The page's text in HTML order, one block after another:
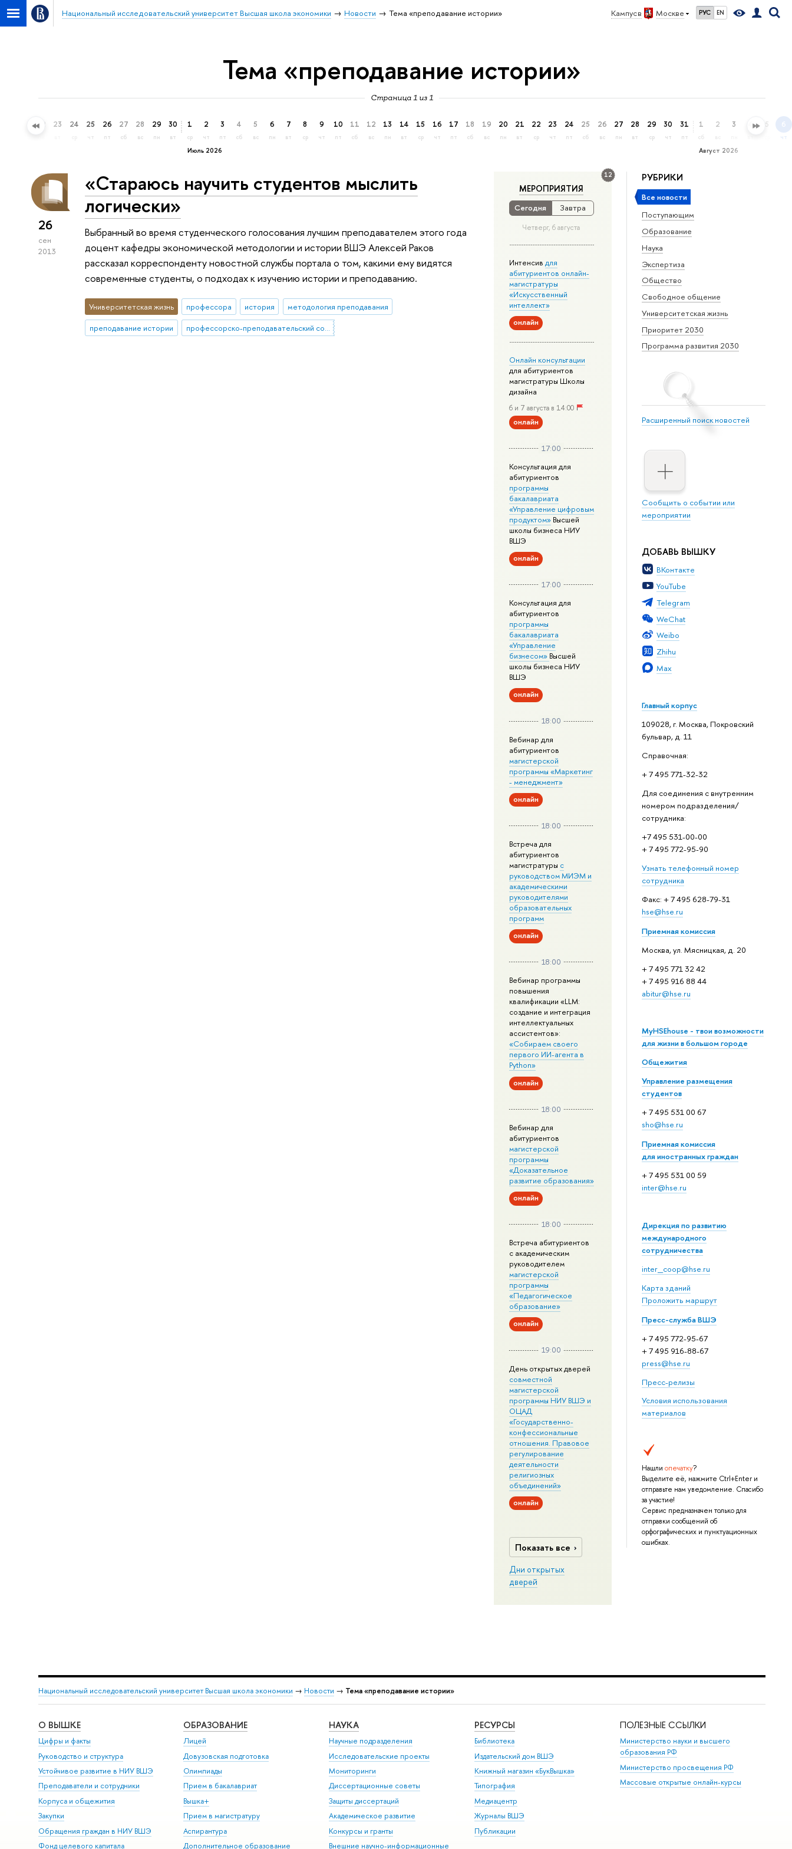
Кампус в Москве РУС EN
Национальный исследовательский университет Высшая школа экономики Новости Тема «преподавание истории»
Тема «преподавание истории»
Страница 1 из 1
22 23 24 25
чт
26
пт
27
сб
28
вс
29
пн
30
вт
Июль 2026
1
ср
2
чт
3
пт
4
сб
5
вс
6
пн
7
вт
8
ср
9
чт
10
пт
11
сб
12
вс
13
пн
14
вт
15
ср
16
чт
17
пт
18
сб
19
вс
20
пн
21
вт
22
ср
23
чт
24
пт
25
сб
26
вс
27
пн
28
вт
29
ср
30
чт
31
пт
Август 2026
1
сб
2 3 4 5 6
чт
РУБРИКИ
Все новости
Поступающим
Образование
Наука
Экспертиза
Общество
Свободное общение
Университетская жизнь
Приоритет 2030
Программа развития 2030
Расширенный поиск новостей
Сообщить о событии или
мероприятии
ДОБАВЬ ВЫШКУ
ВКонтакте
YouTube
Telegram
WeChat
Weibo
Zhihu
Max
Главный корпус
109028, г. Москва, Покровский
бульвар, д. 11
Справочная:
+ 7 495 771-32-32
Для соединения с внутренним
номером подразделения/
сотрудника:
+7 495 531-00-00
+ 7 495 772-95-90
Узнать телефонный номер
сотрудника
Факс: + 7 495 628-79-31
hse@hse.ru
Приемная комиссия
Москва, ул. Мясницкая, д. 20
+ 7 495 771 32 42
+ 7 495 916 88 44
abitur@hse.ru
MyHSEhouse - твои возможности
для жизни в большом городе
Общежития
Управление размещения
студентов
+ 7 495 531 00 67
sho@hse.ru
Приемная комиссия
для иностранных граждан
+ 7 495 531 00 59
inter@hse.ru
Дирекция по развитию
международного
сотрудничества
inter_coop@hse.ru
Карта зданий
Проложить маршрут
Пресс-служба ВШЭ
+ 7 495 772-95-67
+ 7 495 916-88-67
press@hse.ru
Пресс-релизы
Условия использования
материалов
Нашли опечатку?
Выделите её, нажмите Ctrl+Enter и
отправьте нам уведомление. Спасибо
за участие!
Сервис предназначен только для
отправки сообщений об
орфографических и пунктуационных
ошибках.
12
МЕРОПРИЯТИЯ
Сегодня Завтра
Четверг, 6 августа
Интенсив для
абитуриентов онлайн-
магистратуры
«Искусственный
интеллект»
онлайн
Онлайн консультации
для абитуриентов
магистратуры Школы
дизайна
6 и 7 августа в 14:00
онлайн
17:00
Консультация для
абитуриентов
программы
бакалавриата
«Управление цифровым
продуктом»Высшей
школы бизнеса НИУ
ВШЭ
онлайн
17:00
Консультация для
абитуриентов
программы
бакалавриата
«Управление
бизнесом» Высшей
школы бизнеса НИУ
ВШЭ
онлайн
18:00
Вебинар для
абитуриентов
магистерской
программы «Маркетинг
- менеджмент»
онлайн
18:00
Встреча для
абитуриентов
магистратуры с
руководством МИЭМ и
академическими
руководителями
образовательных
программ
онлайн
18:00
Вебинар программы
повышения
квалификации «LLM:
создание и интеграция
интеллектуальных
ассистентов»:
«Собираем своего
первого ИИ-агента в
Python»
онлайн
18:00
Вебинар для
абитуриентов
магистерской
программы
«Доказательное
развитие образования»
онлайн
18:00
Встреча абитуриентов
с академическим
руководителем
магистерской
программы
«Педагогическое
образование»
онлайн
19:00
День открытых дверей
совместной
магистерской
программы НИУ ВШЭ и
ОЦАД
«Государственно-
конфессиональные
отношения. Правовое
регулирование
деятельности
религиозных
объединений»
онлайн
Показать все
Дни открытых
дверей
26
сен
2013
«Стараюсь научить студентов мыслить
логически»
Выбранный во время студенческого голосования лучшим преподавателем этого года
доцент кафедры экономической методологии и истории ВШЭ Алексей Раков
рассказал корреспонденту новостной службы портала о том, какими ему видятся
современные студенты, о подходах к изучению истории и преподаванию.
Университетская жизнь профессора история
методология преподавания
преподавание истории
профессорско-преподавательский состав
Национальный исследовательский университет Высшая школа экономики → Новости → Тема «преподавание истории»
О ВЫШКЕ
Цифры и факты
Руководство и структура
Устойчивое развитие в НИУ ВШЭ
Преподаватели и сотрудники
Корпуса и общежития
Закупки
Обращения граждан в НИУ ВШЭ
Фонд целевого капитала
ОБРАЗОВАНИЕ
Лицей
Довузовская подготовка
Олимпиады
Прием в бакалавриат
Вышка+
Прием в магистратуру
Аспирантура
Дополнительное образование
НАУКА
Научные подразделения
Исследовательские проекты
Мониторинги
Диссертационные советы
Защиты диссертаций
Академическое развитие
Конкурсы и гранты
Внешние научно-информационные
РЕСУРСЫ
Библиотека
Издательский дом ВШЭ
Книжный магазин «БукВышка»
Типография
Медиацентр
Журналы ВШЭ
Публикации
ПОЛЕЗНЫЕ ССЫЛКИ
Министерство науки и высшего
образования РФ
Министерство просвещения РФ
Массовые открытые онлайн-курсы